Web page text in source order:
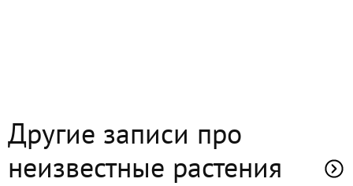
Другие записи про
неизвестные растения